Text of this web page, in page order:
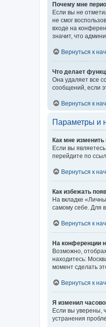
Почему мне
Если вы не
не смог
входе на
значит, что
Вернуться к
Что делает
Она удаляет все
сообщений, если
Вернуться к
Параметры и
Как мне изменить
Если вы
перейдите по
Вернуться к
Как избежать
На вкладке
самому себе. Для
Вернуться к
На конференции
Возможно,
находитесь:
момент сделать
Вернуться к
Я изменил
Если вы уверены,
устранения